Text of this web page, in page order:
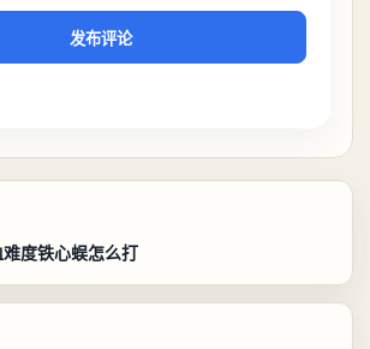
发布评论
度铁心蜈怎么打